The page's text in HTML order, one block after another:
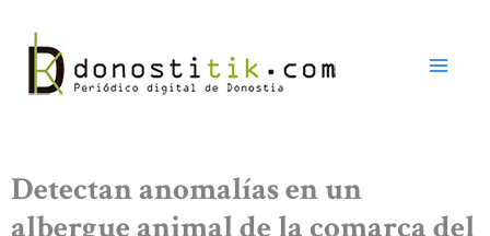
contenido
Detectan anomalías en un
albergue animal de la comarca del